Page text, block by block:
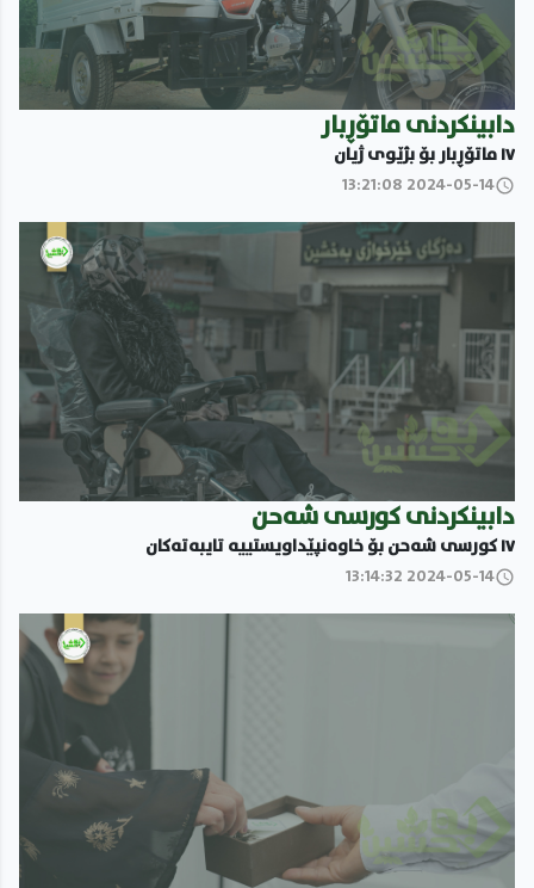
دابینکردنى ماتۆڕبار
١٧ ماتۆڕبار بۆ بژێوى ژیان
2024-05-14 13:21:08
دابینکردنى کورسى شەحن
١٧ کورسى شەحن بۆ خاوەنپێداویستییە تایبەتەکان
2024-05-14 13:14:32